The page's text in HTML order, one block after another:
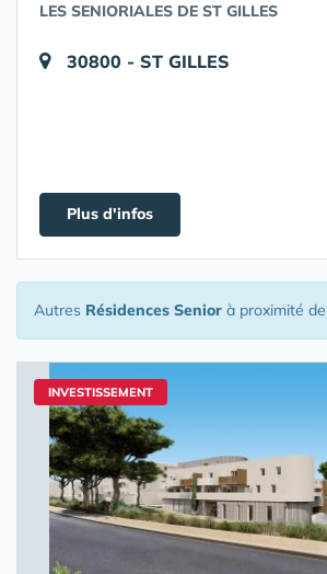
LES SENIORIALES DE ST GILLES
30800 - ST GILLES
Plus d'infos
Autres Résidences Senior à proximité de
INVESTISSEMENT